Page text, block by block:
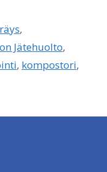
,
Jätehuolto,
, kompostori,